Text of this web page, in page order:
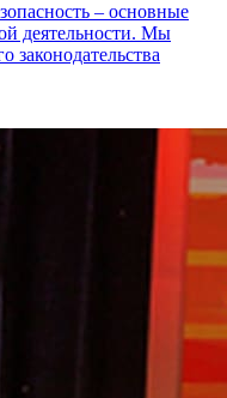
– основные
деятельности. Мы
законодательства